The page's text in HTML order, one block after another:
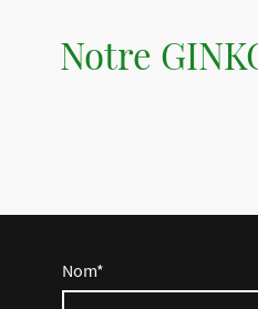
Notre
Nom*